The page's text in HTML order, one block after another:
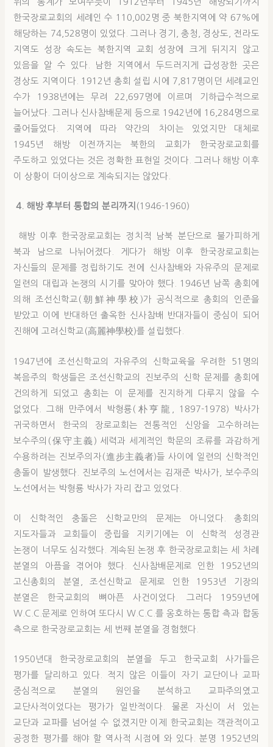
한국장로교회의 세례인 수 110,002명 중 북한지역에 약 67%에
해당하는 74,528명이 있었다. 그러나 경기, 충청, 경상도, 전라도
지역도 성장 속도는 북한지역 교회 성장에 크게 뒤지지 않고
있음을 알 수 있다. 남한 지역에서 두드러지게 급성장한 곳은
경상도 지역이다. 1912년 총회 설립 시에 7,817명이던 세례교인
수가 1938년에는 무려 22,697명에 이르며 기하급수적으로
늘어났다. 그러나 신사참배문제 등으로 1942년에 16,284명으로
줄어들었다. 지역에 따라 약간의 차이는 있었지만 대체로
1945년 해방 이전까지는 북한의 교회가 한국장로교회를
주도하고 있었다는 것은 정확한 표현일 것이다. 그러나 해방 이후
이 상황이 더이상으로 계속되지는 않았다.
4. 해방 후부터 통합의 분리까지 (1946-1960)
해방 이후 한국장로교회는 정치적 남북 분단으로 불가피하게
북과 남으로 나뉘어졌다. 게다가 해방 이후 한국장로교회는
자신들의 문제를 정립하기도 전에 신사참배와 자유주의 문제로
일련의 대립과 논쟁의 시기를 맞아야 했다. 1946년 남쪽 총회에
의해 조선신학교(朝鮮神學校)가 공식적으로 총회의 인준을
받았고 이에 반대하던 출옥한 신사참배 반대자들이 중심이 되어
진해에 고려신학교(高麗神學校)를 설립했다.
1947년에 조선신학교의 자유주의 신학교육을 우려한 51명의
복음주의 학생들은 조선신학교의 진보주의 신학 문제를 총회에
건의하게 되었고 총회는 이 문제를 진지하게 다루지 않을 수
없었다. 그해 만주에서 박형룡(朴亨龍, 1897-1978) 박사가
귀국하면서 한국의 장로교회는 전통적인 신앙을 고수하려는
보수주의(保守主義) 세력과 세계적인 학문의 조류를 과감하게
수용하려는 진보주의자(進步主義者)들 사이에 일련의 신학적인
충돌이 발생했다. 진보주의 노선에서는 김재준 박사가, 보수주의
노선에서는 박형룡 박사가 자리 잡고 있었다.
이 신학적인 충돌은 신학교만의 문제는 아니었다. 총회의
지도자들과 교회들이 중립을 지키기에는 이 신학적 성경관
논쟁이 너무도 심각했다. 계속된 논쟁 후 한국장로교회는 세 차례
분열의 아픔을 겪어야 했다. 신사참배문제로 인한 1952년의
고신총회의 분열, 조선신학교 문제로 인한 1953년 기장의
분열은 한국교회의 뼈아픈 사건이었다. 그러다 1959년에
W.C.C.문제로 인하여 또다시 W.C.C.를 옹호하는 통합 측과 합동
측으로 한국장로교회는 세 번째 분열을 경험했다.
1950년대 한국장로교회의 분열을 두고 한국교회 사가들은
평가를 달리하고 있다. 적지 않은 이들이 자기 교단이나 교파
중심적으로 분열의 원인을 분석하고 교파주의였고
교단사적이었다는 평가가 일반적이다. 물론 자신이 서 있는
교단과 교파를 넘어설 수 없겠지만 이제 한국교회는 객관적이고
공정한 평가를 해야 할 역사적 시점에 와 있다. 분명 1952년의